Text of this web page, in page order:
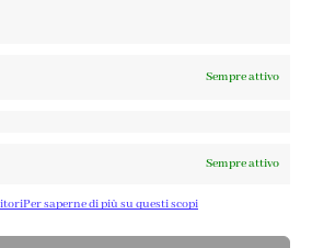
Sempre attivo
Sempre attivo
Per saperne di più su questi scopi
VIA TAGLIAMENTO 13, 23900 LECCO